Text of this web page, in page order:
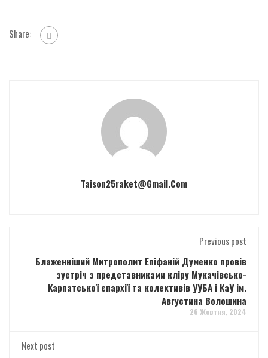
Share:
Taison25raket@gmail.com
Previous post
Блаженніший Митрополит Епіфаній Думенко провів
зустріч з представниками кліру Мукачівсько-
Карпатської єпархії та колективів УУБА і КаУ ім.
Августина Волошина
26 Жовтня, 2024
Next post